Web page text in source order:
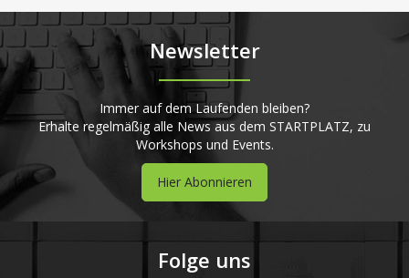
Newsletter
Immer auf dem Laufenden bleiben?
Erhalte regelmäßig alle News aus dem STARTPLATZ, zu
Workshops und Events.
Hier Abonnieren
Folge uns